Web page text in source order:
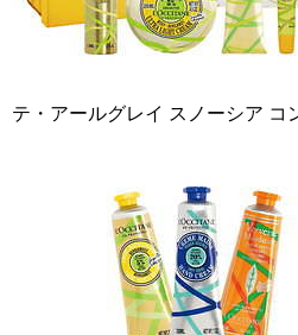
テ・アールグレイ スノーシア コ